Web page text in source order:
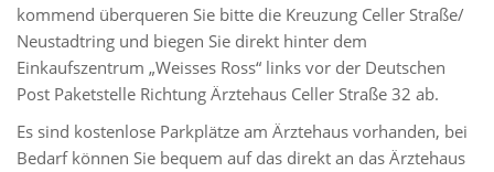
kommend überqueren Sie bitte die Kreuzung Celler Straße/
Neustadtring und biegen Sie direkt hinter dem
Einkaufszentrum „Weisses Ross“ links vor der Deutschen
Post Paketstelle Richtung Ärztehaus Celler Straße 32 ab.
Es sind kostenlose Parkplätze am Ärztehaus vorhanden, bei
Bedarf können Sie bequem auf das direkt an das Ärztehaus